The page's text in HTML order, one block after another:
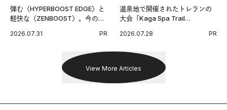
弾む〈HYPERBOOST EDGE〉と
軽快な〈ZENBOOST〉。今の時
出した新機軸。
2026.07.31 PR
温泉地で開催されたトレランの
大会「Kaga Spa Trail
戦を夢見るランナーたちの奮闘
2026.07.28 PR
View More Articles